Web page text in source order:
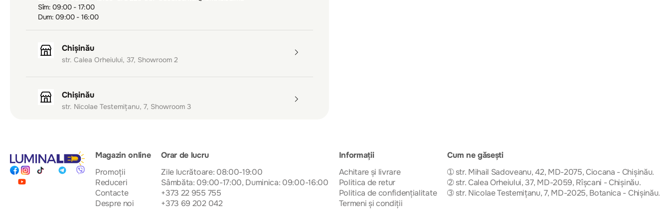
Sîm: 09:00 - 17:00
Dum: 09:00 - 16:00
Chișinău
str. Calea Orheiului, 37, Showroom 2
Chișinău
str. Nicolae Testemițanu, 7, Showroom 3
Magazin online
Promoții
Reduceri
Contacte
Despre noi
Orar de lucru
Zile lucrătoare: 08:00-19:00
Sâmbăta: 09:00-17:00, Duminica: 09:00-16:00
+373 22 955 755
+373 69 202 042
Informații
Achitare și livrare
Politica de retur
Politica de confidențialitate
Termeni și condiții
Cum ne găsești
➀ str. Mihail Sadoveanu, 42, MD-2075, Ciocana - Chișinău.
➁ str. Calea Orheiului, 37, MD-2059, Rîșcani - Chișinău.
➂ str. Nicolae Testemițanu, 7, MD-2025, Botanica - Chișinău.